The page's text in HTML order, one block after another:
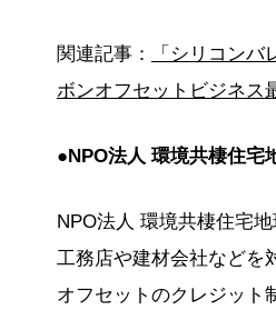
関連記事：
「シリコン
ボンオフセットビジネス
●NPO法人 環境共棲住宅
NPO法人 環境共棲住宅
工務店や建材会社などを
オフセットのクレジット